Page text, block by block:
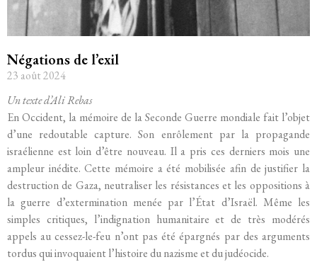
Négations de l’exil
23 août 2024
Un texte d’Ali Rebas
En Occident, la mémoire de la Seconde Guerre mondiale fait l’objet
d’une redoutable capture. Son enrôlement par la propagande
israélienne est loin d’être nouveau. Il a pris ces derniers mois une
ampleur inédite. Cette mémoire a été mobilisée afin de justifier la
destruction de Gaza, neutraliser les résistances et les oppositions à
la guerre d’extermination menée par l’État d’Israël. Même les
simples critiques, l’indignation humanitaire et de très modérés
appels au cessez-le-feu n’ont pas été épargnés par des arguments
tordus qui invoquaient l’histoire du nazisme et du judéocide.